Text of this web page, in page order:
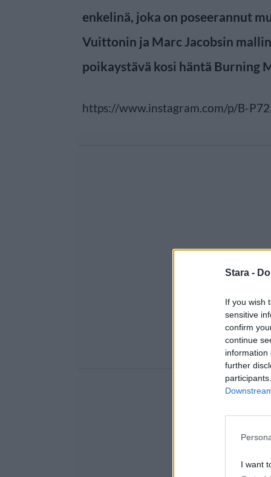
Stara -
If you wish
sensitive
confirm
continue
information
further
I want
enkelinä, joka on poseerannut
Vuittonin ja Marc Jacobsin
poikaystävä kosi häntä Burning
https://www.instagram.com/p/B-